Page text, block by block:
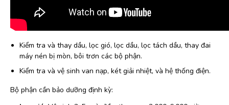
Kiểm tra và thay dầu, lọc gió, lọc dầu, lọc tách dầu, thay đai
máy nén bị mòn, bôi trơn các bộ phận.
Kiểm tra và vệ sinh van nạp, két giải nhiệt, và hệ thống điện.
Bộ phận cần bảo dưỡng định kỳ: